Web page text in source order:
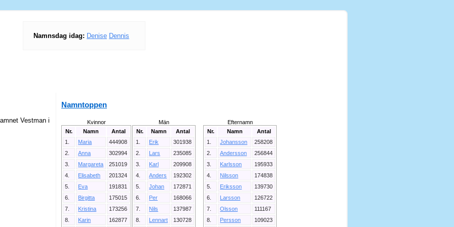
Namnsdag idag: Denise Dennis
Vestman i
Namntoppen
Kvinnor
Nr.
Namn
Antal
1.
Maria
444908
2.
Anna
302994
3.
Margareta
251019
4.
Elisabeth
201324
5.
Eva
191831
6.
Birgitta
175015
7.
Kristina
173256
8.
Karin 162877
Män
Nr.
Namn
Antal
1.
Erik
301938
2.
Lars
235085
3.
Karl
209908
4.
Anders
192302
5.
Johan
172871
6.
Per
168066
7.
Nils
137987
8.
Lennart 130728
Efternamn
Nr.
Namn
Antal
1.
Johansson
258208
2.
Andersson
256844
3.
Karlsson
195933
4.
Nilsson
174838
5.
Eriksson
139730
6.
Larsson
126722
7.
Olsson
111167
8.
Persson 109023